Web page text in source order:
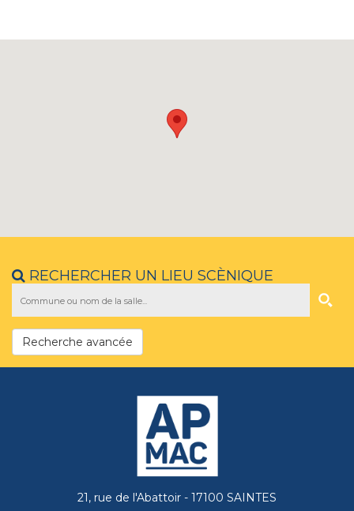
RECHERCHER UN LIEU SCÈNIQUE
Recherche avancée
21, rue de l'Abattoir - 17100 SAINTES